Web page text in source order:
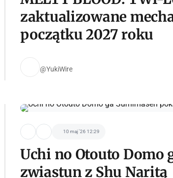
zaktualizowane
początku 2027 roku
@YukiWire
10 maj '26 12:29
Uchi no Otouto Domo
zwiastun z Shu Naritą